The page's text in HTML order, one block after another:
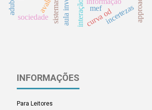
sistemas curva od
sociedade incertezas
mef
INFORMAÇÕES
Para Leitores